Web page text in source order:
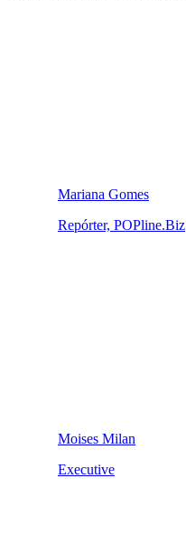
Mariana Gomes
Repórter, POPline.Biz
Moises Milan
Executive